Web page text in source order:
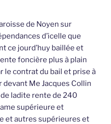
de Noyen sur
d’icelle que
ce jourd’huy baillée et
foncière plus à plain
le contrat du bail et prise à
Me Jacques Collin
ladite rente de 240
supérieure et
et autres supérieures et